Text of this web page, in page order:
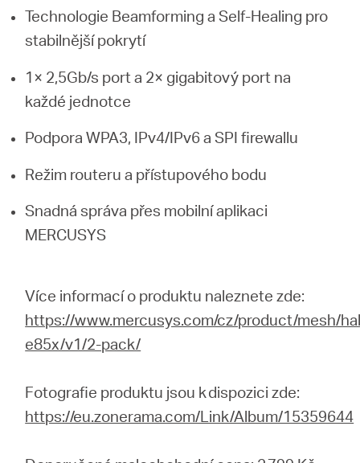
Technologie Beamforming a Self-Healing pro
stabilnější pokrytí
1× 2,5Gb/s port a 2× gigabitový port na
každé jednotce
Podpora WPA3, IPv4/IPv6 a SPI firewallu
Režim routeru a přístupového bodu
Snadná správa přes mobilní aplikaci
MERCUSYS
Více informací o produktu naleznete zde:
https://www.mercusys.com/cz/product/mesh/
e85x/v1/2-pack/
Fotografie produktu jsou k dispozici zde:
https://eu.zonerama.com/Link/Album/15359644